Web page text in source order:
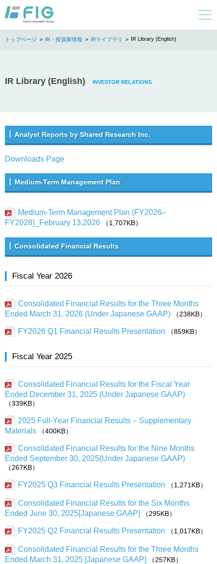
IR・投資家情報 IRライブラリ IR Library (English)
IR Library (English)
Analyst Reports by Shared Research Inc.
Downloads Page
Medium-Term Management Plan
Medium-Term Management Plan (FY2026–
FY2028)_February 13,2026
（1,707KB）
Consolidated Financial Results
Fiscal Year 2026
Consolidated Financial Results for the Three Months
Ended March 31, 2026 (Under Japanese GAAP)
（238KB）
FY2026 Q1 Financial Results Presentation （859KB）
Fiscal Year 2025
Consolidated Financial Results for the Fiscal Year
Ended December 31, 2025 (Under Japanese GAAP)
（339KB）
2025 Full-Year Financial Results – Supplementary
Materials
（400KB）
Consolidated Financial Results for the Nine Months
Ended September 30, 2025(Under Japanese GAAP)
（267KB）
FY2025 Q3 Financial Results Presentation （1,271KB）
Consolidated Financial Results for the Six Months
Ended June 30, 2025[Japanese GAAP]
（295KB）
FY2025 Q2 Financial Results Presentation （1,017KB）
Consolidated Financial Results for the Three Months
Ended March 31, 2025 [Japanese GAAP]
（257KB）